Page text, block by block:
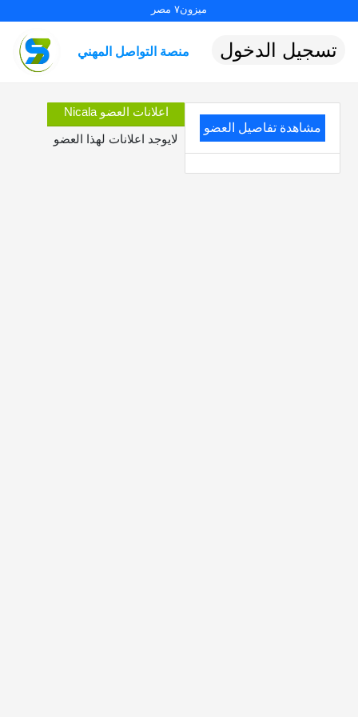
ميزون٧ مصر
منصة التواصل المهني تسجيل الدخول
مشاهدة تفاصيل العضو
اعلانات العضو Nicala
لايوجد اعلانات لهذا العضو